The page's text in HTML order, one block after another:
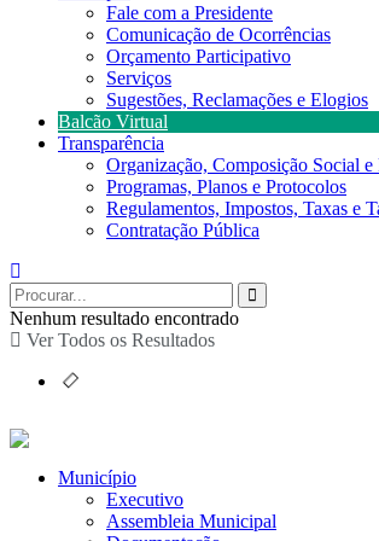
Fale com a Presidente
Comunicação de Ocorrências
Orçamento Participativo
Serviços
Sugestões, Reclamações e Elogios
Balcão Virtual
Transparência
Organização, Composição Social
Programas, Planos e Protocolos
Regulamentos, Impostos, Taxas e
Contratação Pública
Nenhum resultado encontrado
Ver Todos os Resultados
Município
Executivo
Assembleia Municipal